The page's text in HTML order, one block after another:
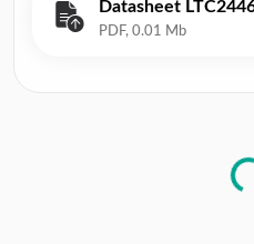
Datasheet